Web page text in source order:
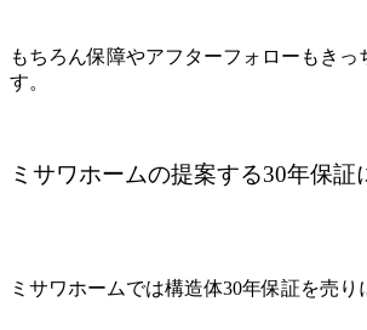
もちろん保障やアフターフォローもきっ
す。
ミサワホームの提案する30年保証
ミサワホームでは構造体30年保証を売り